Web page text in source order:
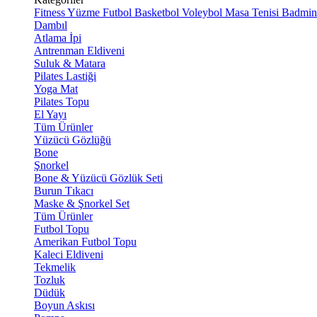
FitnessYüzme Futbol Basketbol Voleybol Masa Tenisi
Dambıl
Atlama İpi
Antrenman Eldiveni
Suluk & Matara
Pilates Lastiği
Yoga Mat
Pilates Topu
El Yayı
Tüm Ürünler
Yüzücü Gözlüğü
Bone
Şnorkel
Bone & Yüzücü Gözlük Seti
Burun Tıkacı
Maske & Şnorkel Set
Tüm Ürünler
Futbol Topu
Amerikan Futbol Topu
Kaleci Eldiveni
Tekmelik
Tozluk
Düdük
Boyun Askısı